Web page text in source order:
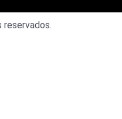
reservados.